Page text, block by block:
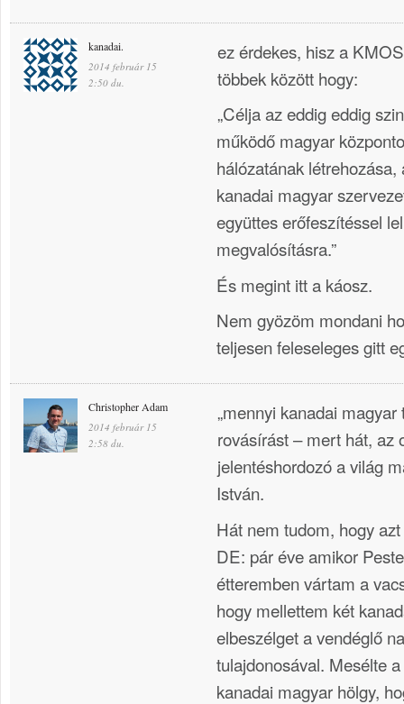
kanadai.
2014 február 15
2:50 du.
ez érdekes, hisz a
többek között hogy:
„Célja az eddig eddig
működő magyar
hálózatának
kanadai magyar
együttes erőfeszítéssel
megvalósításra.”
És megint itt a káosz.
Nem gyözöm mondani
teljesen feleseleges gitt
Christopher Adam
2014 február 15
2:58 du.
„mennyi kanadai
rovásírást – mert hát, az
jelentéshordozó a világ
István.
Hát nem tudom, hogy
DE: pár éve amikor
étteremben vártam a
hogy mellettem két
elbeszélget a vendéglő
tulajdonosával. Mesélte
kanadai magyar hölgy,